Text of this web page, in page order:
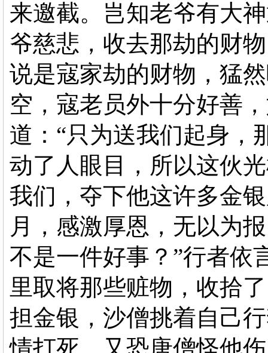
来邀截。岂知老爷有大
爷慈悲，收去那劫的财
说是寇家劫的财物，猛
空，寇老员外十分好善
道：“只为送我们起身，
动了人眼目，所以这伙
我们，夺下他这许多金
月，感激厚恩，无以为
不是一件好事？”行者依
里取将那些赃物，收拾
担金银，沙僧挑着自己